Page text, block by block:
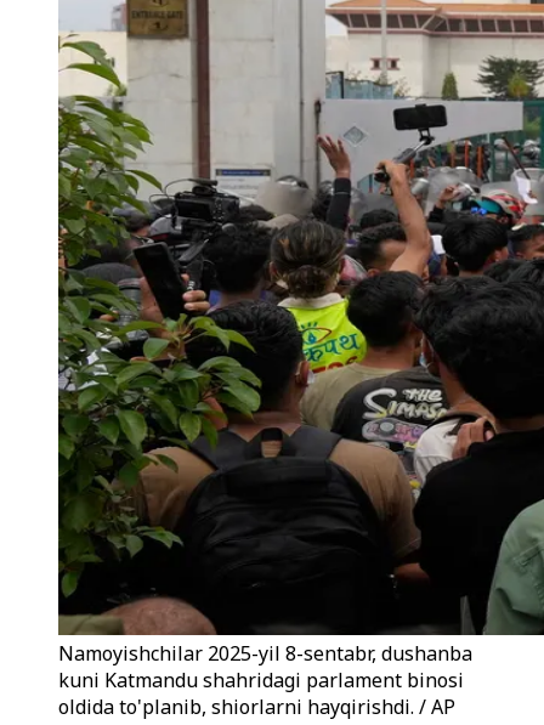
Namoyishchilar 2025-yil 8-sentabr, dushanba
kuni Katmandu shahridagi parlament binosi
oldida to'planib, shiorlarni hayqirishdi. / AP